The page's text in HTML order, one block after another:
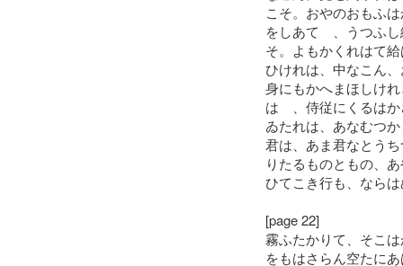
こそ。おやのおもふ
をしあてゝ、うつふ
そ。よもかくれはて
ひけれは、中なこん
身にもかへまほしけ
はゝ、侍従にくるは
ゐたれは、あなむつ
君は、あま君なとう
りたるものともの、
ひてこき行も、なら
[page 22]
霧ふたかりて、そこ
をもはさらん空たに